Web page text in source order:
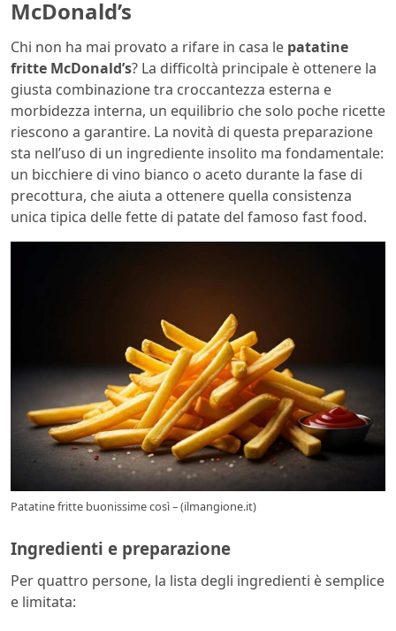
McDonald’s
Chi non ha mai provato a rifare in casa le patatine
fritte McDonald’s? La difficoltà principale è ottenere la
giusta combinazione tra croccantezza esterna e
morbidezza interna, un equilibrio che solo poche ricette
riescono a garantire. La novità di questa preparazione
sta nell’uso di un ingrediente insolito ma fondamentale:
un bicchiere di vino bianco o aceto durante la fase di
precottura, che aiuta a ottenere quella consistenza
unica tipica delle fette di patate del famoso fast food.
Patatine fritte buonissime così – (ilmangione.it)
Ingredienti e preparazione
Per quattro persone, la lista degli ingredienti è semplice
e limitata: